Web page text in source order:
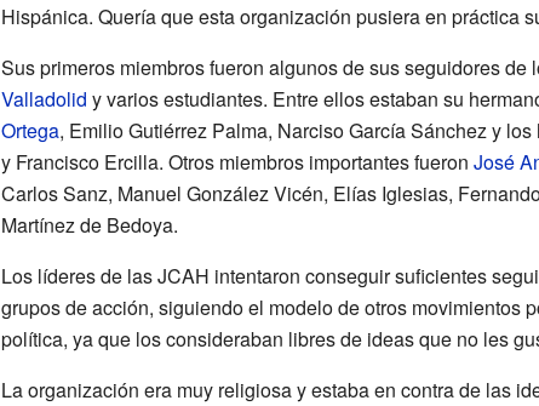
Hispánica. Quería que esta organización pusiera en práctica
Sus primeros miembros fueron algunos de sus seguidores de
Valladolid y varios estudiantes. Entre ellos estaban su
Ortega, Emilio Gutiérrez Palma, Narciso García Sánchez y
y Francisco Ercilla. Otros miembros importantes fueron José
Carlos Sanz, Manuel González Vicén, Elías Iglesias,
Martínez de Bedoya.
Los líderes de las JCAH intentaron conseguir suficientes
grupos de acción, siguiendo el modelo de otros movimientos
política, ya que los consideraban libres de ideas que no les
La organización era muy religiosa y estaba en contra de las